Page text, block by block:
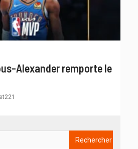
Alexander remporte le